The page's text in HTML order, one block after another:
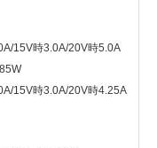
15V時3.0A/20V時5.0A
15V時3.0A/20V時4.25A